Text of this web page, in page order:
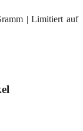
| Limitiert auf